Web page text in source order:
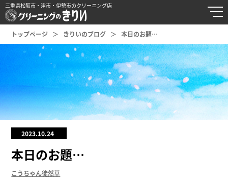
三重県松阪市・津市・伊勢市のクリーニング店
トップページ きりいのブログ 本日のお題…
2023.10.24
本日のお題…
こうちゃん徒然草